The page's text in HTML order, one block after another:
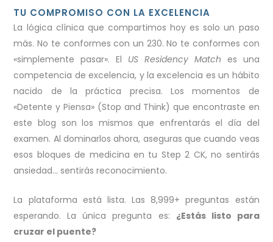
TU COMPROMISO CON LA EXCELENCIA
La lógica clínica que compartimos hoy es solo un paso
más. No te conformes con un 230. No te conformes con
«simplemente pasar». El US Residency Match es una
competencia de excelencia, y la excelencia es un hábito
nacido de la práctica precisa. Los momentos de
«Detente y Piensa» (Stop and Think) que encontraste en
este blog son los mismos que enfrentarás el día del
examen. Al dominarlos ahora, aseguras que cuando veas
esos bloques de medicina en tu Step 2 CK, no sentirás
ansiedad… sentirás reconocimiento.
La plataforma está lista. Las 8,999+ preguntas están
esperando. La única pregunta es: ¿Estás listo para
cruzar el puente?